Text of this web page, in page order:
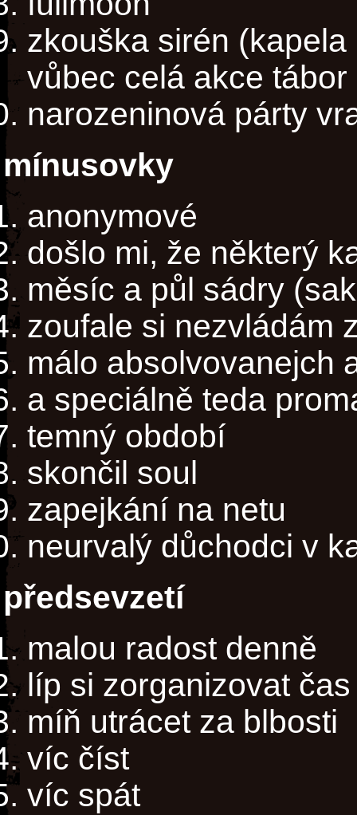
zkouška sirén
vůbec celá akce
narozeninová párty
mínusovky
anonymové
došlo mi, že některý
měsíc a půl sádry
zoufale si nezvládám
málo absolvovanejch
a speciálně teda
temný období
skončil soul
zapejkání na netu
neurvalý důchodci v
předsevzetí
malou radost denně
líp si zorganizovat čas
míň utrácet za blbosti
víc číst
víc spát